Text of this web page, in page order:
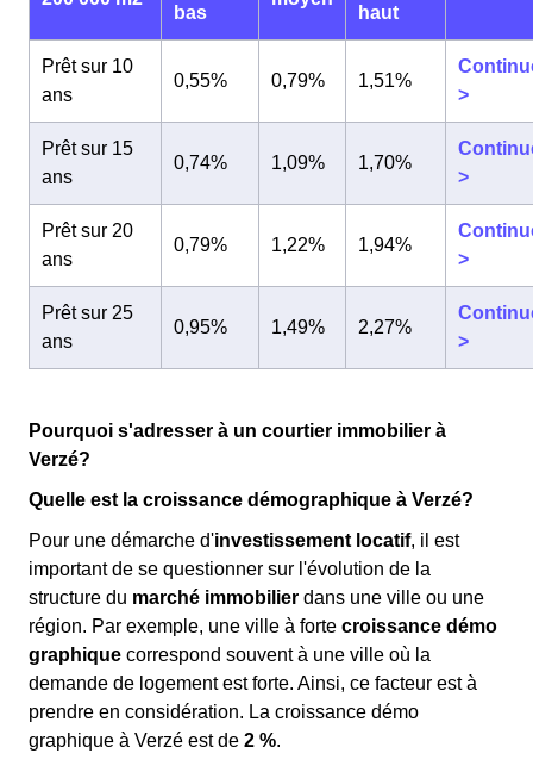
bas haut
Prêt sur 10
ans
0,55% 0,79% 1,51%
>
Prêt sur 15
ans
0,74% 1,09% 1,70%
>
Prêt sur 20
ans
0,79% 1,22% 1,94%
>
Prêt sur 25
ans
0,95% 1,49% 2,27%
>
Pourquoi s'adresser à un courtier immobilier à
Verzé?
Quelle est la croissance démographique à Verzé?
Pour une démarche d'investissement locatif, il est
important de se questionner sur l'évolution de la
structure du marché immobilier dans une ville ou une
région. Par exemple, une ville à forte croissance démo
graphique correspond souvent à une ville où la
demande de logement est forte. Ainsi, ce facteur est à
prendre en considération. La croissance démo
graphique à Verzé est de 2 %.